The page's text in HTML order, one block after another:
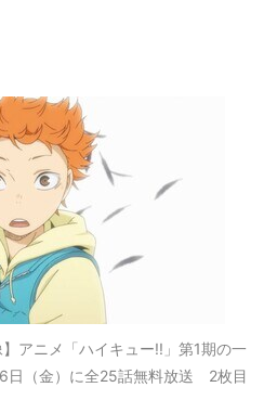
】アニメ「ハイキュー!!」第1期の一
日（金）に全25話無料放送 2枚目